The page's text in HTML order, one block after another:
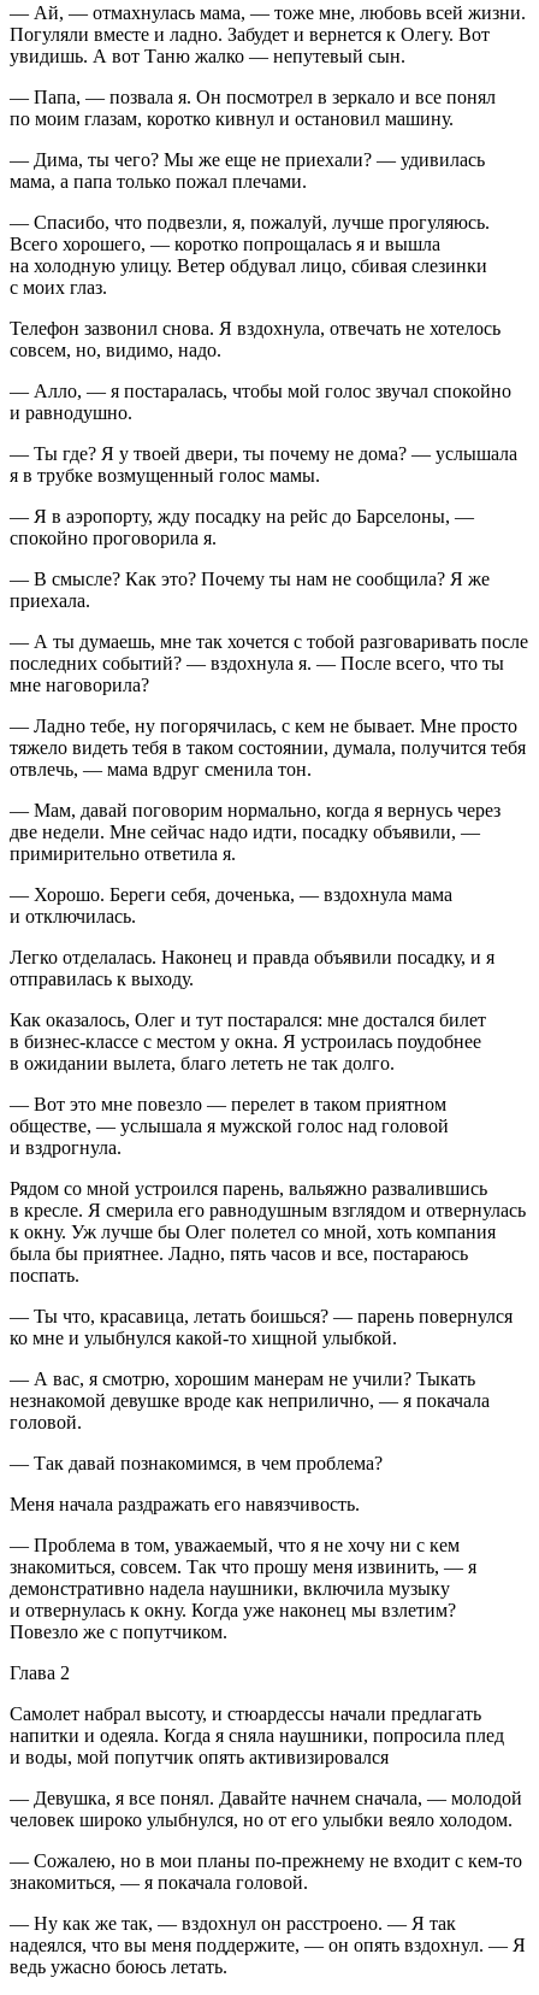
— Ай, — отмахнулась мама, — тоже мне, любовь всей жизни.
Погуляли вместе и ладно. Забудет и вернется к Олегу. Вот
увидишь. А вот Таню жалко — непутевый сын.
— Папа, — позвала я. Он посмотрел в зеркало и все понял
по моим глазам, коротко кивнул и остановил машину.
— Дима, ты чего? Мы же еще не приехали? — удивилась
мама, а папа только пожал плечами.
— Спасибо, что подвезли, я, пожалуй, лучше прогуляюсь.
Всего хорошего, — коротко попрощалась я и вышла
на холодную улицу. Ветер обдувал лицо, сбивая слезинки
с моих глаз.
Телефон зазвонил снова. Я вздохнула, отвечать не хотелось
совсем, но, видимо, надо.
— Алло, — я постаралась, чтобы мой голос звучал спокойно
и равнодушно.
— Ты где? Я у твоей двери, ты почему не дома? — услышала
я в трубке возмущенный голос мамы.
— Я в аэропорту, жду посадку на рейс до Барселоны, —
спокойно проговорила я.
— В смысле? Как это? Почему ты нам не сообщила? Я же
приехала.
— А ты думаешь, мне так хочется с тобой разговаривать после
последних событий? — вздохнула я. — После всего, что ты
мне наговорила?
— Ладно тебе, ну погорячилась, с кем не бывает. Мне просто
тяжело видеть тебя в таком состоянии, думала, получится тебя
отвлечь, — мама вдруг сменила тон.
— Мам, давай поговорим нормально, когда я вернусь через
две недели. Мне сейчас надо идти, посадку объявили, —
примирительно ответила я.
— Хорошо. Береги себя, доченька, — вздохнула мама
и отключилась.
Легко отделалась. Наконец и правда объявили посадку, и я
отправилась к выходу.
Как оказалось, Олег и тут постарался: мне достался билет
в бизнес-классе с местом у окна. Я устроилась поудобнее
в ожидании вылета, благо лететь не так долго.
— Вот это мне повезло — перелет в таком приятном
обществе, — услышала я мужской голос над головой
и вздрогнула.
Рядом со мной устроился парень, вальяжно развалившись
в кресле. Я смерила его равнодушным взглядом и отвернулась
к окну. Уж лучше бы Олег полетел со мной, хоть компания
была бы приятнее. Ладно, пять часов и все, постараюсь
поспать.
— Ты что, красавица, летать боишься? — парень повернулся
ко мне и улыбнулся какой-то хищной улыбкой.
— А вас, я смотрю, хорошим манерам не учили? Тыкать
незнакомой девушке вроде как неприлично, — я покачала
головой.
— Так давай познакомимся, в чем проблема?
Меня начала раздражать его навязчивость.
— Проблема в том, уважаемый, что я не хочу ни с кем
знакомиться, совсем. Так что прошу меня извинить, — я
демонстративно надела наушники, включила музыку
и отвернулась к окну. Когда уже наконец мы взлетим?
Повезло же с попутчиком.
Глава 2
Самолет набрал высоту, и стюардессы начали предлагать
напитки и одеяла. Когда я сняла наушники, попросила плед
и воды, мой попутчик опять активизировался
— Девушка, я все понял. Давайте начнем сначала, — молодой
человек широко улыбнулся, но от его улыбки веяло холодом.
— Сожалею, но в мои планы по-прежнему не входит с кем-то
знакомиться, — я покачала головой.
— Ну как же так, — вздохнул он расстроено. — Я так
надеялся, что вы меня поддержите, — он опять вздохнул. — Я
ведь ужасно боюсь летать.